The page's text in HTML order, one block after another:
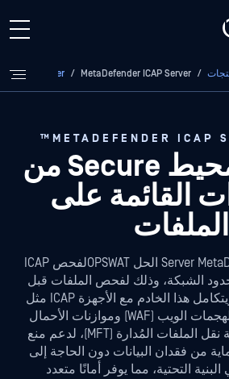
/
MetaDefender / MetaDefender ICAP Server
من
القائمة على
الملفات
Server MetaDefender ICAP Server الحل OPSWATلفحص ICAP
الشبكة، وذلك لفحص الملفات قبل
دخولها إلى شبكتك. ويتكامل هذا الخادم مع الأجهزة ICAP مثل
جدران الحماية من الهجمات الويب (WAF) وموازنات الأحمال
والبروكسيات وأنظمة نقل الملفات المُدارة (MFT)، لدعم منع
من فقدان البيانات دون الحاجة إلى
التحتية، مما يوفر أمانًا متعدد